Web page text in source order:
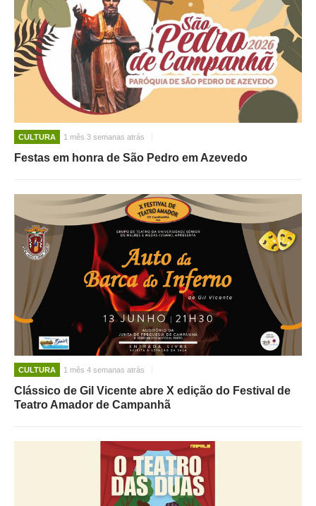
CULTURA 1 mês 3 semanas atrás
Festas em honra de São Pedro em Azevedo
CULTURA 1 mês 4 semanas atrás
Clássico de Gil Vicente abre X edição do Festival de
Teatro Amador de Campanhã